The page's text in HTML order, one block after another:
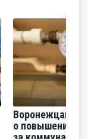
Воронежцам
о повышении